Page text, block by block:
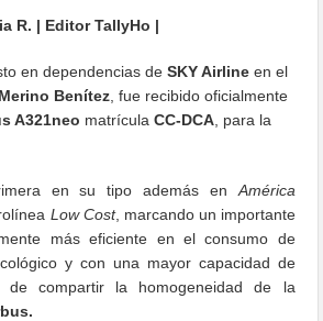
R. | Editor TallyHo |
en dependencias deSKY Airline en el
Benítez , fue recibido oficialmente
A321neo matrículaCC-DCA , para la
en su tipo además en América
Low Cost, marcando un importante
más eficiente en el consumo de
y con una mayor capacidad de
de compartir la homogeneidad de la